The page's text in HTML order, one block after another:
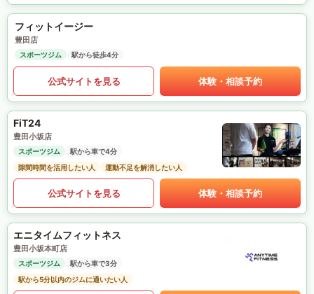
フィットイージー
豊田店
スポーツジム 駅から徒歩4分
公式サイトを見る 体験・相談予約
FiT24
豊田小坂店
スポーツジム
駅から車で4分
隙間時間を活用したい人
運動不足を解消したい人
公式サイトを見る 体験・相談予約
エニタイムフィットネス
豊田小坂本町店
スポーツジム
駅から車で3分
駅から5分以内のジムに通いたい人